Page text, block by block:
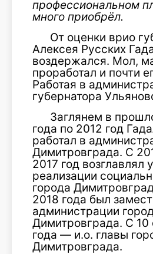
профессиональном
много приобрёл.
От оценки врио
Алексея Русских
воздержался. Мол,
проработал и почти
Работая в
губернатора
Заглянем в
года по 2012 год
работал в
Димитровграда. С
2017 год возглавлял
реализации
города
2018 года был
администрации
Димитровграда. С 10
года — и.о. главы
Димитровграда.